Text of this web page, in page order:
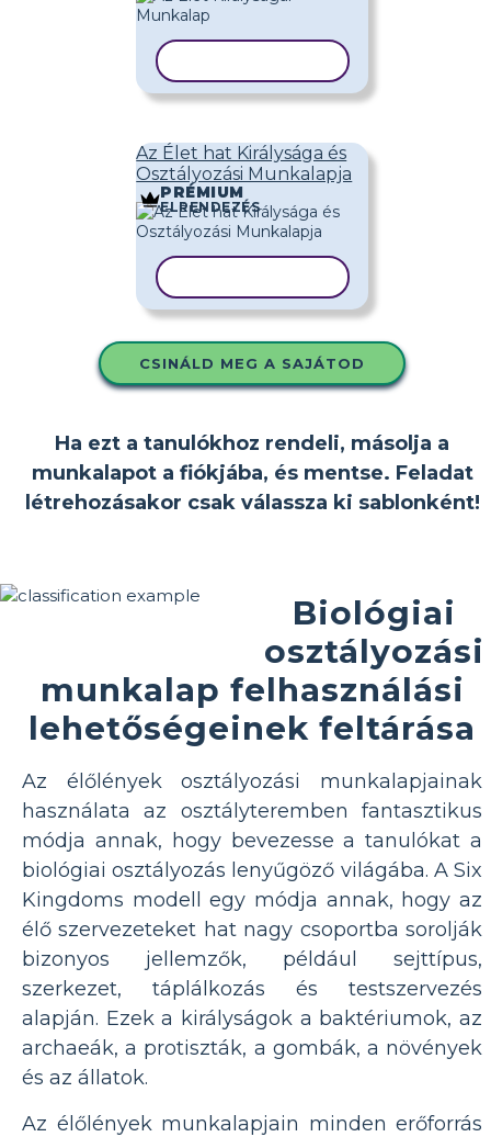
Az Élet hat Királysága és
Osztályozási Munkalapja
PRÉMIUM
ELRENDEZÉS
CSINÁLD MEG A SAJÁTOD
Ha ezt a tanulókhoz rendeli, másolja a
munkalapot a fiókjába, és mentse. Feladat
létrehozásakor csak válassza ki sablonként!
Biológiai
osztályozási
munkalap felhasználási
lehetőségeinek feltárása
Az élőlények osztályozási munkalapjainak
használata az osztályteremben fantasztikus
módja annak, hogy bevezesse a tanulókat a
biológiai osztályozás lenyűgöző világába. A Six
Kingdoms modell egy módja annak, hogy az
élő szervezeteket hat nagy csoportba sorolják
bizonyos jellemzők, például sejttípus,
szerkezet, táplálkozás és testszervezés
alapján. Ezek a királyságok a baktériumok, az
archaeák, a protiszták, a gombák, a növények
és az állatok.
Az élőlények munkalapjain minden erőforrás